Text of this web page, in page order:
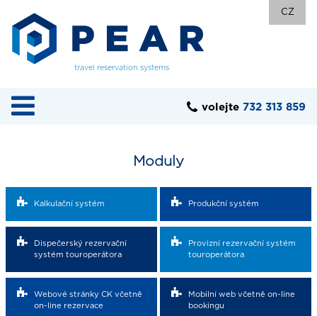
travel reservation systems
CZ
volejte 732 313 859
Moduly
Kalkulační systém Produkční systém
Dispečerský rezervační
systém touroperátora
Provizní rezervační systém
touroperátora
Webové stránky CK včetně
on-line rezervace
Mobilní web včetně on-line
bookingu